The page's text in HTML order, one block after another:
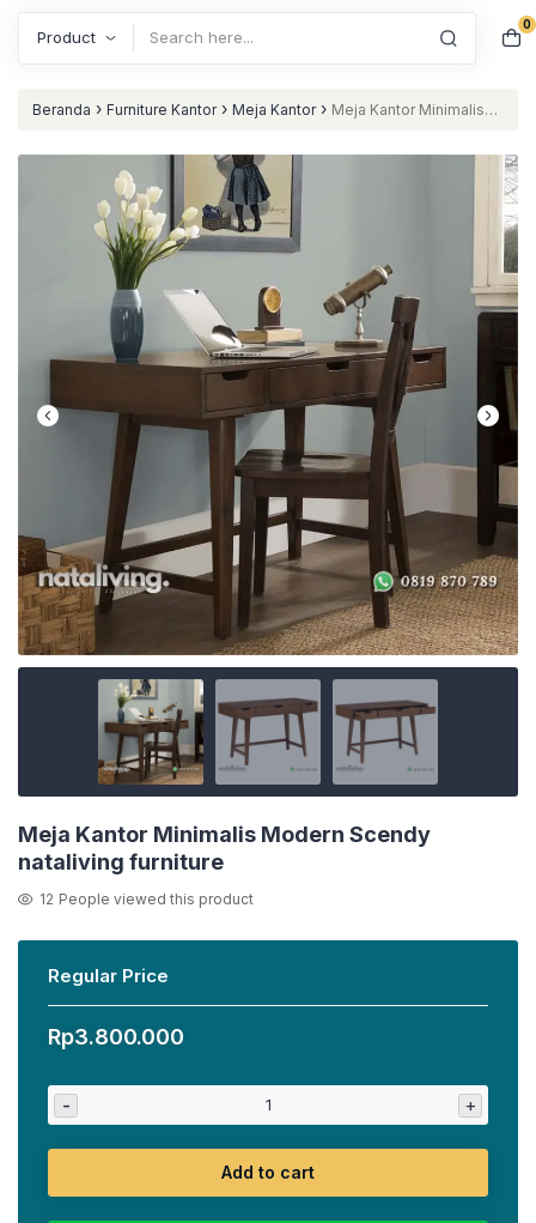
0
Beranda › Furniture Kantor › Meja Kantor › Meja Kantor Minimalis
Meja Kantor Minimalis Modern Scendy
nataliving furniture
12 People viewed this product
Regular Price
Rp3.800.000
- +
Add to cart